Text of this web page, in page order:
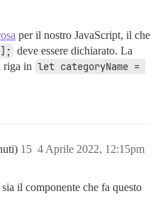
per il nostro JavaScript, il che
deve essere dichiarato. La
riga in let categoryName =
4 Aprile 2022, 12:15pm
15
il componente che fa questo